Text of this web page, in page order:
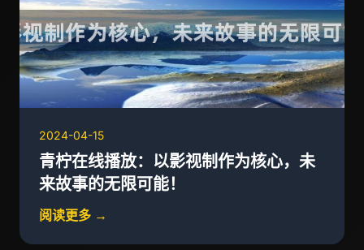
2024-04-15
青柠在线播放：以影视制作为核心，未
来故事的无限可能！
阅读更多 →